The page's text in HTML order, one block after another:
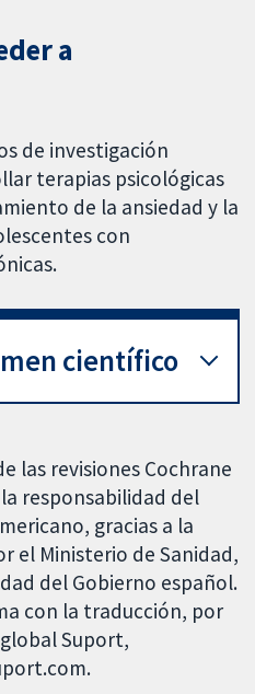
a
de investigación
terapias psicológicas
de la ansiedad y la
con
científico
las revisiones Cochrane
responsabilidad del
gracias a la
el Ministerio de Sanidad,
del Gobierno español.
con la traducción, por
Suport,